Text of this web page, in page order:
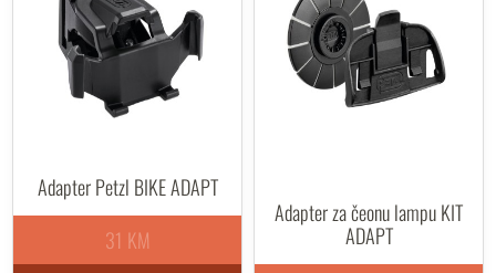
Adapter Petzl BIKE ADAPT
31 KM
Adapter za čeonu lampu KIT
ADAPT